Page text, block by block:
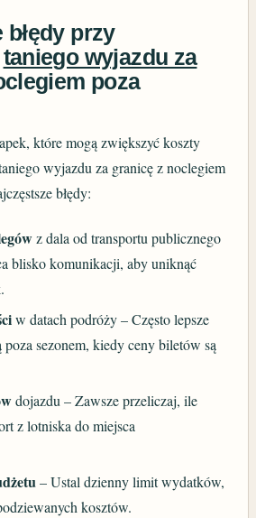
błędy przy
taniego wyjazdu za
poza
które mogą zwiększyć koszty
wyjazdu za granicę z noclegiem
błędy:
z dala od transportu publicznego
blisko komunikacji, aby uniknąć
w datach podróży – Często lepsze
poza sezonem, kiedy ceny biletów są
dojazdu – Zawsze przeliczaj, ile
z lotniska do miejsca
– Ustal dzienny limit wydatków,
kosztów.